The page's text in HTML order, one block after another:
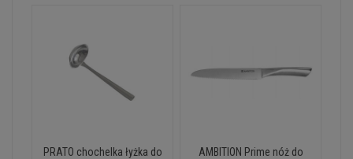
PRATO chochelka łyżka do
AMBITION Prime nóż do